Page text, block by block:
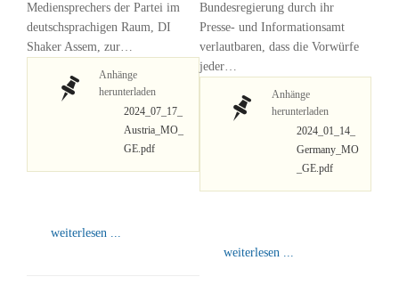
Mediensprechers der Partei im
deutschsprachigen Raum, DI
Shaker Assem, zur…
Anhänge
herunterladen
2024_07_17_
Austria_MO_
GE.pdf
weiterlesen ...
Bundesregierung durch ihr
Presse- und Informationsamt
verlautbaren, dass die Vorwürfe
jeder…
Anhänge
herunterladen
2024_01_14_
Germany_MO
_GE.pdf
weiterlesen ...